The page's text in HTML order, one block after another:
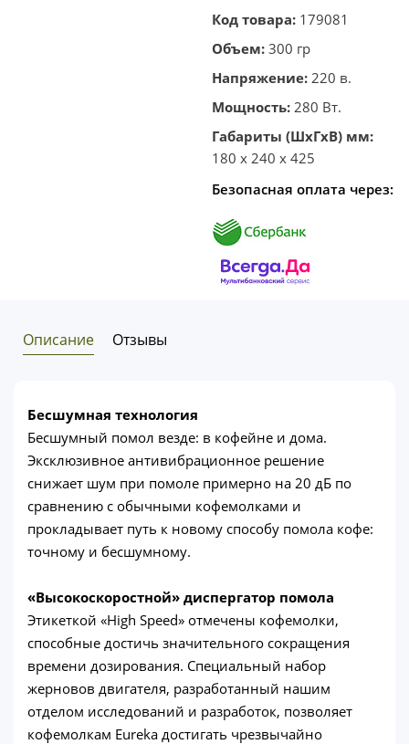
Код товара: 179081
Объем: 300 гр
Напряжение: 220 в.
Мощность: 280 Вт.
Габариты (ШхГхВ) мм:
180 x 240 x 425
Безопасная оплата через:
Описание Отзывы
Бесшумная технология
Бесшумный помол везде: в кофейне и дома.
Эксклюзивное антивибрационное решение
снижает шум при помоле примерно на 20 дБ по
сравнению с обычными кофемолками и
прокладывает путь к новому способу помола кофе:
точному и бесшумному.
«Высокоскоростной» диспергатор помола
Этикеткой «High Speed» отмечены кофемолки,
способные достичь значительного сокращения
времени дозирования. Специальный набор
жерновов двигателя, разработанный нашим
отделом исследований и разработок, позволяет
кофемолкам Eureka достигать чрезвычайно